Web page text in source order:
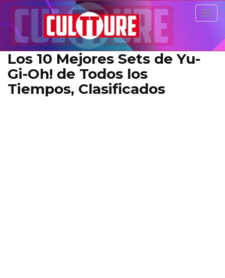
Los 10 Mejores Sets de Yu-
Gi-Oh! de Todos los
Tiempos, Clasificados